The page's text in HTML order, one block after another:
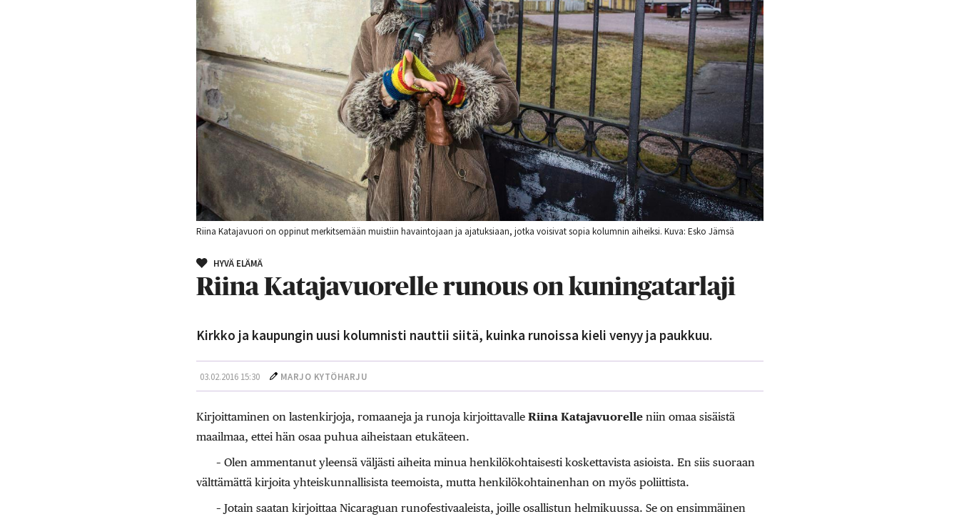
Riina Katajavuori on oppinut merkitsemään muistiin havaintojaan ja ajatuksiaan, jotka voisivat sopia kolumnin aiheiksi. Kuva: Esko Jämsä
HYVÄ ELÄMÄ
Riina Katajavuorelle runous on kuningatarlaji
Kirkko ja kaupungin uusi kolumnisti nauttii siitä, kuinka runoissa kieli venyy ja paukkuu.
03.02.2016 15:30 MARJO KYTÖHARJU
Kirjoittaminen on lastenkirjoja, romaaneja ja runoja kirjoittavalle Riina Katajavuorelleniin omaa sisäistä
maailmaa, ettei hän osaa puhua aiheistaan etukäteen.
– Olen ammentanut yleensä väljästi aiheita minua henkilökohtaisesti koskettavista asioista. En siis suoraan
välttämättä kirjoita yhteiskunnallisista teemoista, mutta henkilökohtainenhan on myös poliittista.
– Jotain saatan kirjoittaa Nicaraguan runofestivaaleista, joille osallistun helmikuussa. Se on ensimmäinen